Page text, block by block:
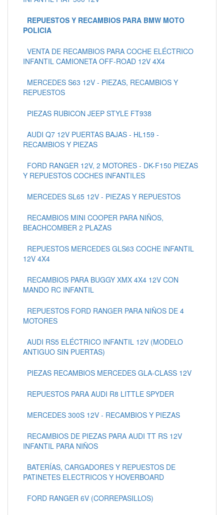
REPUESTOS Y RECAMBIOS PARA BMW MOTO
POLICIA
VENTA DE RECAMBIOS PARA COCHE ELÉCTRICO
INFANTIL CAMIONETA OFF-ROAD 12V 4X4
MERCEDES S63 12V - PIEZAS, RECAMBIOS Y
REPUESTOS
PIEZAS RUBICON JEEP STYLE FT938
AUDI Q7 12V PUERTAS BAJAS - HL159 -
RECAMBIOS Y PIEZAS
FORD RANGER 12V, 2 MOTORES - DK-F150 PIEZAS
Y REPUESTOS COCHES INFANTILES
MERCEDES SL65 12V - PIEZAS Y REPUESTOS
RECAMBIOS MINI COOPER PARA NIÑOS,
BEACHCOMBER 2 PLAZAS
REPUESTOS MERCEDES GLS63 COCHE INFANTIL
12V 4X4
RECAMBIOS PARA BUGGY XMX 4X4 12V CON
MANDO RC INFANTIL
REPUESTOS FORD RANGER PARA NIÑOS DE 4
MOTORES
AUDI RS5 ELÉCTRICO INFANTIL 12V (MODELO
ANTIGUO SIN PUERTAS)
PIEZAS RECAMBIOS MERCEDES GLA-CLASS 12V
REPUESTOS PARA AUDI R8 LITTLE SPYDER
MERCEDES 300S 12V - RECAMBIOS Y PIEZAS
RECAMBIOS DE PIEZAS PARA AUDI TT RS 12V
INFANTIL PARA NIÑOS
BATERÍAS, CARGADORES Y REPUESTOS DE
PATINETES ELECTRICOS Y HOVERBOARD
FORD RANGER 6V (CORREPASILLOS)